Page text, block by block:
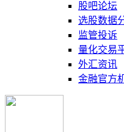
股吧论坛
选股数据
监管投诉
量化交易
外汇资讯
金融官方